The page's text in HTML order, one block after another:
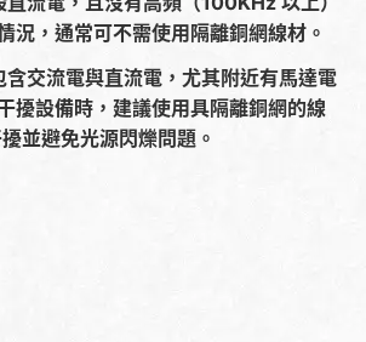
況，通常可不需使用隔離銅網線材。
交流電與直流電，尤其附近有馬達電
擾設備時，建議使用具隔離銅網的線
並避免光源閃爍問題。